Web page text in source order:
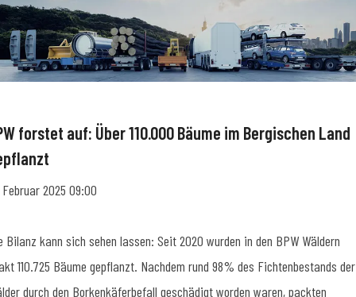
forstet auf: Über 110.000 Bäume im Bergischen Land
Februar 2025 09:00
Bilanz kann sich sehen lassen: Seit 2020 wurden in den BPW Wäldern
110.725 Bäume gepflanzt. Nachdem rund 98% des Fichtenbestands der
durch den Borkenkäferbefall geschädigt worden waren, packten